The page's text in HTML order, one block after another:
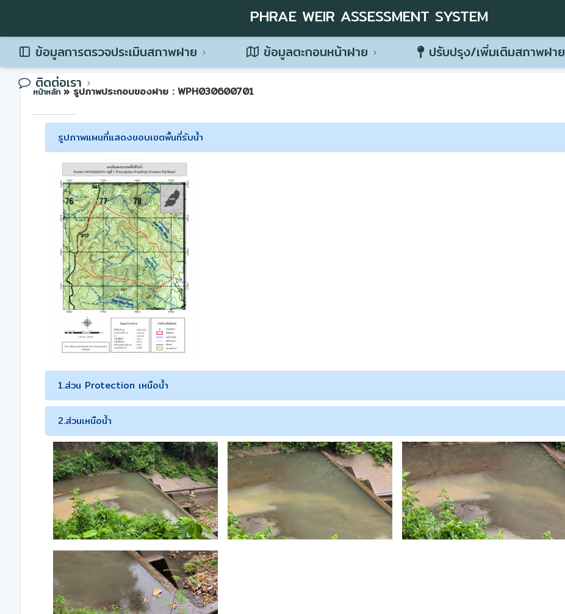
PHRAE WEIR ASSESSMENT SYSTEM
ข้อมูลการตรวจประเมินสภาพฝาย ข้อมูลตะกอนหน้าฝาย ปรับปรุง/เพิ่มเติมสภาพฝาย
ติดต่อเรา
หน้าหลัก » รูปภาพประกอบของฝาย : WPH030600701
รูปภาพแผนที่แสดงขอบเขตพื้นที่รับน้ำ
1.ส่วน Protection เหนือน้ำ
2.ส่วนเหนือน้ำ